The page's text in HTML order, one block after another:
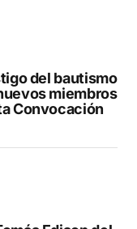
del bautismo
miembros
Convocación